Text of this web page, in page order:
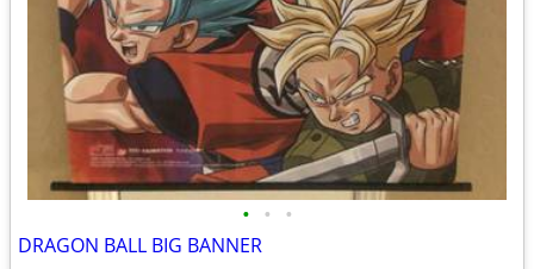
• • •
DRAGON BALL BIG BANNER